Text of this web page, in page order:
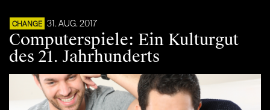
CHANGE 31. AUG. 2017
Computerspiele: Ein Kulturgut
des 21. Jahrhunderts